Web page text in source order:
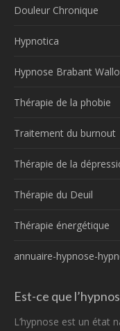
Douleur Chronique
Hypnotica
Hypnose Brabant
Thérapie de la phobie
Traitement du burnout
Thérapie de la
Thérapie du Deuil
Thérapie énergétique
annuaire-hypnose-
Est-ce que
L’hypnose est un état